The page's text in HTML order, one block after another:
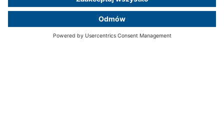
Inteligentny dom
Osłony przeciwsłoneczne